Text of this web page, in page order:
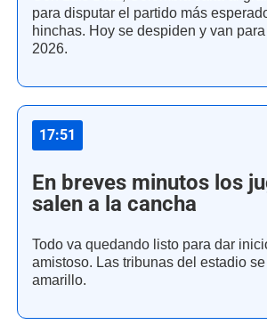
para disputar el partido más
hinchas. Hoy se despiden y van
2026.
17:51
En breves minutos los
salen a la cancha
Todo va quedando listo para dar
amistoso. Las tribunas del estadio
amarillo.